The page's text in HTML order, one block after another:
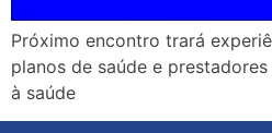
Próximo encontro trará
planos de saúde e
à saúde